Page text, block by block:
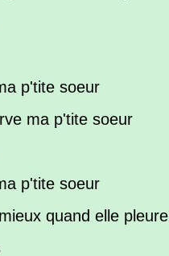
p'tite soeur
ma p'tite soeur
p'tite soeur
quand elle pleure